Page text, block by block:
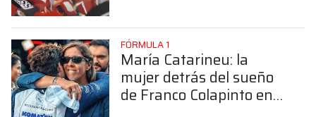
FÓRMULA 1
María Catarineu: la
mujer detrás del sueño
de Franco Colapinto en